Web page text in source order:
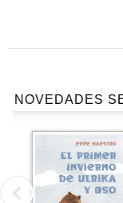
NOVEDADES